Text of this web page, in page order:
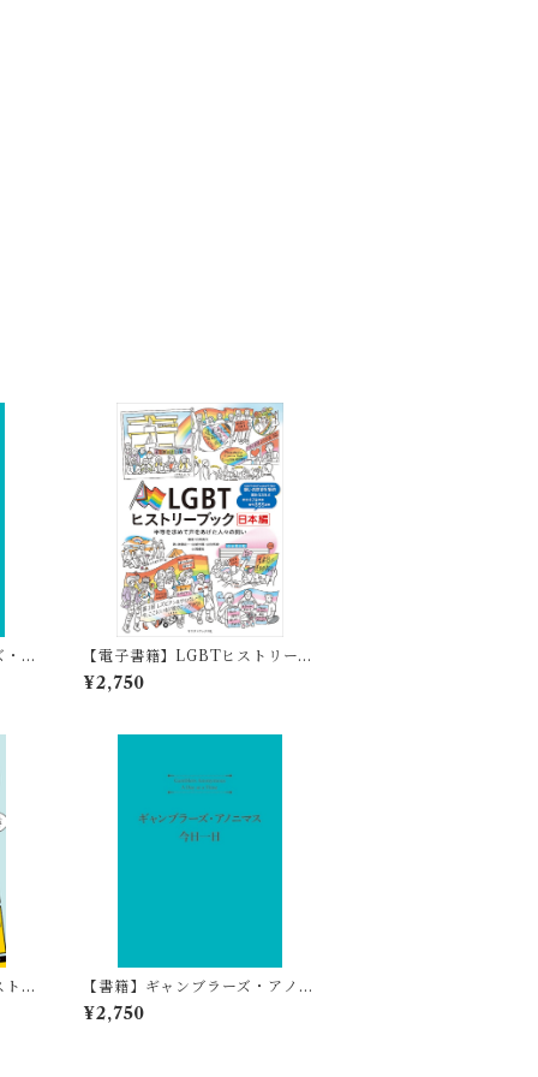
・ア
【電子書籍】LGBTヒストリーブ
ック日本編 平等を求めて声を上
げた人々の闘い
¥2,750
トで
【書籍】ギャンブラーズ・アノニ
マス 今日一日
¥2,750